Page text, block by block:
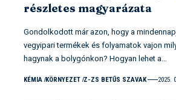
részletes magyarázata
Gondolkodott már azon, hogy a
vegyipari termékek és folyamatok vajon
hagynak a bolygónkon? Hogyan lehet a…
KÉMIA KÖRNYEZET Z-ZS BETŰS SZAVAK 2025.